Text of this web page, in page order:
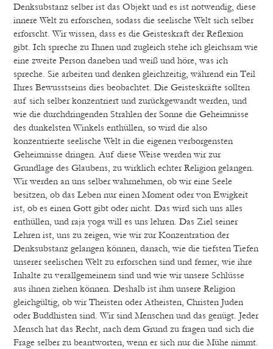
Denksubstanz selber ist das Objekt und es ist notwendig, diese
innere Welt zu erforschen, sodass die seelische Welt sich selber
erforscht. Wir wissen, dass es die Geisteskraft der Reflexion
gibt. Ich spreche zu Ihnen und zugleich stehe ich gleichsam wie
eine zweite Person daneben und weiß und höre, was ich
spreche. Sie arbeiten und denken gleichzeitig, während ein Teil
Ihres Bewusstseins dies beobachtet. Die Geisteskräfte sollten
auf sich selber konzentriert und zurückgewandt werden, und
wie die durchdringenden Strahlen der Sonne die Geheimnisse
des dunkelsten Winkels enthüllen, so wird die also
konzentrierte seelische Welt in die eigenen verborgensten
Geheimnisse dringen. Auf diese Weise werden wir zur
Grundlage des Glaubens, zu wirklich echter Religion gelangen.
Wir werden an uns selber wahrnehmen, ob wir eine Seele
besitzen, ob das Leben nur einen Moment oder von Ewigkeit
ist, ob es einen Gott gibt oder nicht. Das wird sich uns alles
enthüllen, und raja yoga will es uns lehren. Das Ziel seiner
Lehren ist, uns zu zeigen, wie wir zur Konzentration der
Denksubstanz gelangen können, danach, wie die tiefsten Tiefen
unserer seelischen Welt zu erforschen sind und ferner, wie ihre
Inhalte zu verallgemeinern sind und wie wir unsere Schlüsse
aus ihnen ziehen können. Deshalb ist ihm unsere Religion
gleichgültig, ob wir Theisten oder Atheisten, Christen Juden
oder Buddhisten sind. Wir sind Menschen und das genügt. Jeder
Mensch hat das Recht, nach dem Grund zu fragen und sich die
Frage selber zu beantworten, wenn er sich nur die Mühe nimmt.